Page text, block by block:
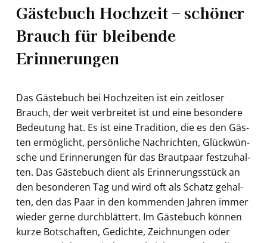
Gästebuch Hochzeit – schöner
Brauch für bleibende
Erinnerungen
Das Gäs­te­buch bei Hoch­zei­ten ist ein zeit­lo­ser
Brauch, der weit ver­brei­tet ist und eine be­son­de­re
Be­deu­tung hat. Es ist eine Tra­di­ti­on, die es den Gäs­
ten er­mög­licht, per­sön­li­che Nach­rich­ten, Glück­wün­
sche und Er­in­ne­run­gen für das Braut­paar fest­zu­hal­
ten. Das Gäs­te­buch dient als Er­in­ne­rungs­stück an
den be­son­de­ren Tag und wird oft als Schatz ge­hal­
ten, den das Paar in den kom­men­den Jah­ren immer
wie­der gerne durch­blät­tert. Im Gäs­te­buch kön­nen
kurze Bot­schaf­ten, Ge­dich­te, Zeich­nun­gen oder